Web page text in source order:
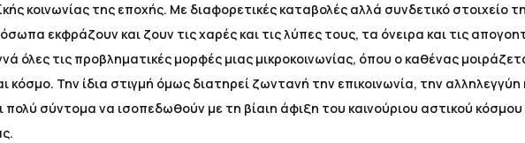
κοινωνίας της εποχής. Με διαφορετικές καταβολές αλλά συνδετικό στοιχείο
εκφράζουν και ζουν τις χαρές και τις λύπες τους, τα όνειρα και τις
όλες τις προβληματικές μορφές μιας μικροκοινωνίας, όπου ο καθένας
κόσμο. Την ίδια στιγμή όμως διατηρεί ζωντανή την επικοινωνία, την αλληλεγγύη
πολύ σύντομα να ισοπεδωθούν με τη βίαιη άφιξη του καινούριου αστικού